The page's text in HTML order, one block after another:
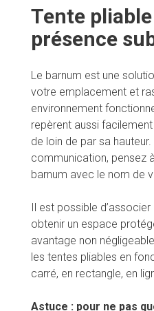
Tente
présence
Le barnum est une
votre emplacement et
environnement
repèrent aussi
de loin de par sa
communication, pensez
barnum avec le nom de
Il est possible
obtenir un espace
avantage non
les tentes pliables en
carré, en rectangle, en
Astuce : pour ne pas